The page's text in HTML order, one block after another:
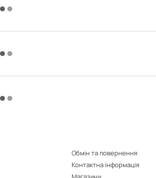
Обмін та повернення
Контактна інформація